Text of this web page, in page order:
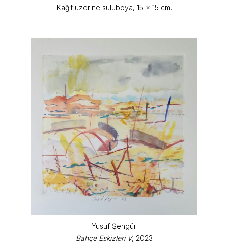
Kağıt üzerine suluboya, 15 x 15 cm.
Yusuf Şengür
Bahçe Eskizleri V, 2023